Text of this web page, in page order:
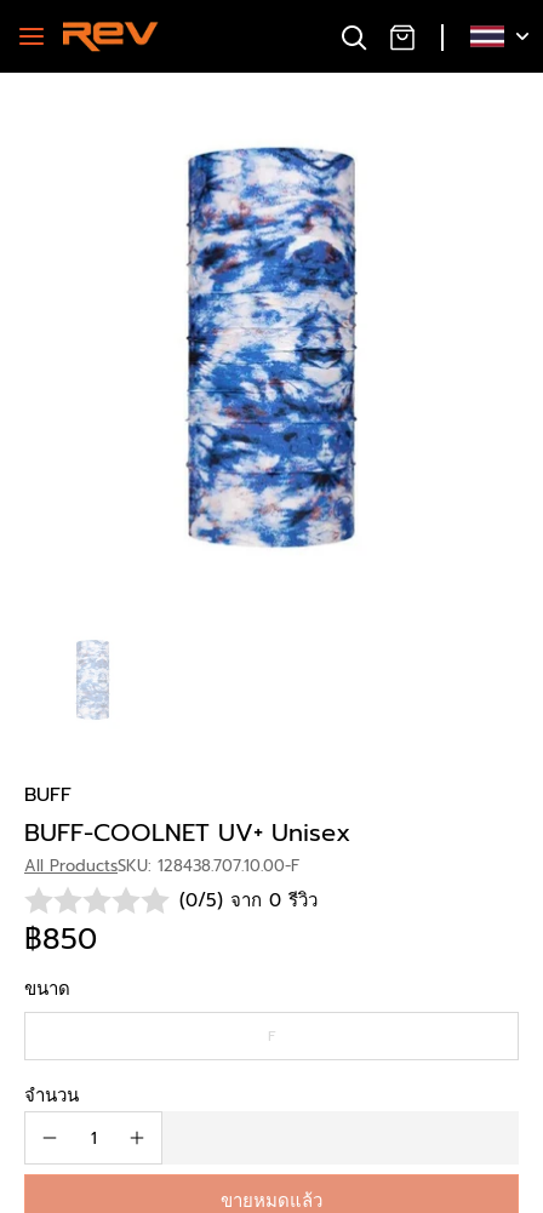
BUFF
BUFF-COOLNET UV+ Unisex
All ProductsSKU: 128438.707.10.00-F
(0/5) จาก 0 รีวิว
฿850
ขนาด
F
จำนวน
ขายหมดแล้ว